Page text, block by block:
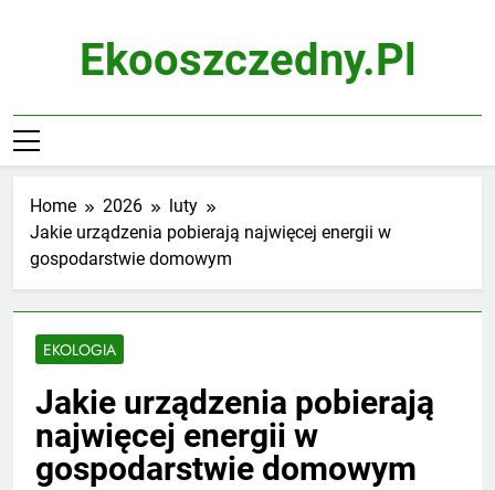
Ekooszczedny.pl
Home 2026
luty
Jakie urządzenia pobierają najwięcej energii w
gospodarstwie domowym
EKOLOGIA
Jakie urządzenia pobierają
najwięcej energii w
gospodarstwie domowym